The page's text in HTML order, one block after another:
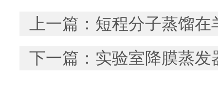
上一篇： 短程分子蒸馏在
下一篇： 实验室降膜蒸发